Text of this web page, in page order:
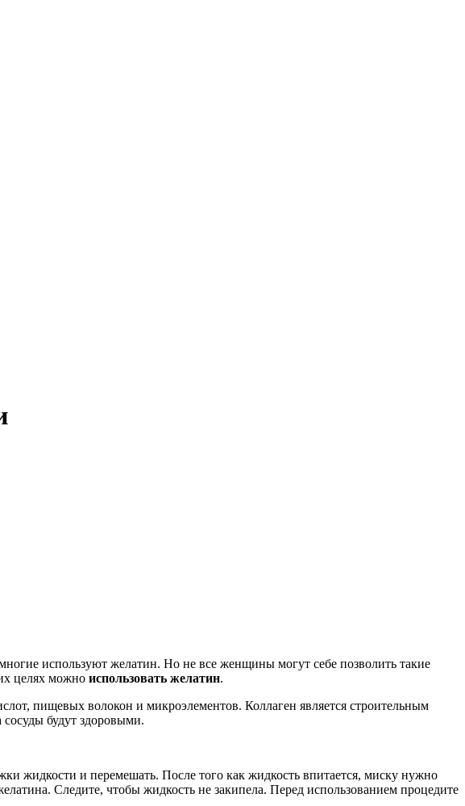
используют желатин. Но не все женщины могут себе позволить такие
целях можно использовать желатин.
пищевых волокон и микроэлементов. Коллаген является строительным
будут здоровыми.
жидкости и перемешать. После того как жидкость впитается, миску нужно
Следите, чтобы жидкость не закипела. Перед использованием процедите